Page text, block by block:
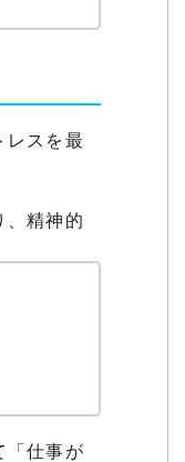
レスを最
、精神的
「仕事が